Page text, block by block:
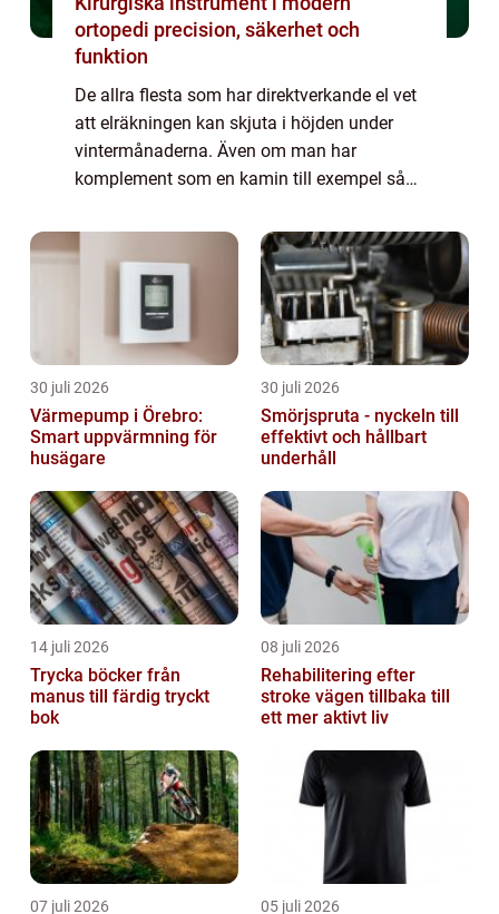
ortopedi precision, säkerhet och
funktion
De allra flesta som har direktverkande el vet
att elräkningen kan skjuta i höjden under
vintermånaderna. Även om man har
komplement som en kamin till exempel så
värmebehovet när det blir riktigt kallt.
Dessut...
30 juli 2026
Värmepump i Örebro:
Smart uppvärmning för
husägare
30 juli 2026
Smörjspruta - nyckeln till
effektivt och hållbart
underhåll
14 juli 2026
Trycka böcker från
manus till färdig tryckt
bok
08 juli 2026
Rehabilitering efter
stroke vägen tillbaka till
ett mer aktivt liv
07 juli 2026 05 juli 2026